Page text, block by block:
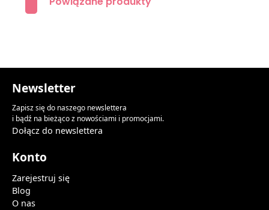
Newsletter
Zapisz się do naszego newslettera
i bądź na bieżąco z nowościami i promocjami.
Dołącz do newslettera
Konto
Zarejestruj się
Blog
O nas